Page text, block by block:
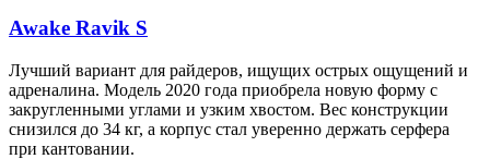
Awake Ravik S
Лучший вариант для райдеров, ищущих острых ощущений и
адреналина. Модель 2020 года приобрела новую форму с
закругленными углами и узким хвостом. Вес конструкции
снизился до 34 кг, а корпус стал уверенно держать серфера
при кантовании.